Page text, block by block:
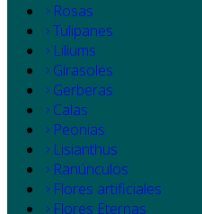
Rosas
Tulipanes
Liliums
Girasoles
Gerberas
Calas
Peonias
Lisianthus
Ranúnculos
Flores artificiales
Flores Eternas